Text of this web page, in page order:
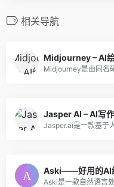
相关导航
Midjourney – AI
Jasper AI – AI写
Aski——好用的AI